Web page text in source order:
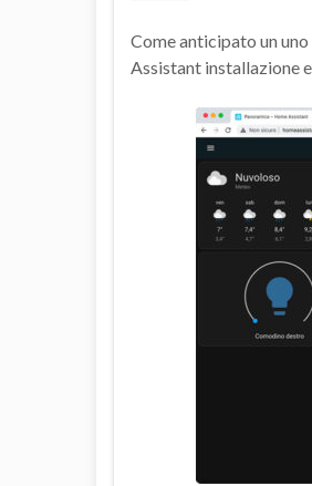
Come anticipato un
Assistant installazione